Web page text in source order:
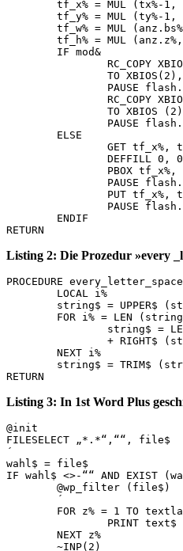
Listing 2: Die Prozedur »every
PROCEDURE
Listing 3: In 1st Word Plus
@init
FILESELECT „*.*“,““, file$
´
wahl$ = file$
IF wahl$ <>-““ AND EXIST